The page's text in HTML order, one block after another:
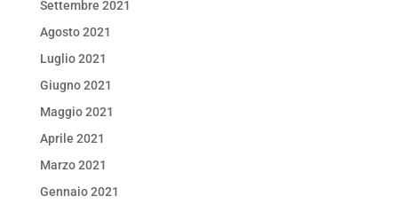
Settembre 2021
Agosto 2021
Luglio 2021
Giugno 2021
Maggio 2021
Aprile 2021
Marzo 2021
Gennaio 2021